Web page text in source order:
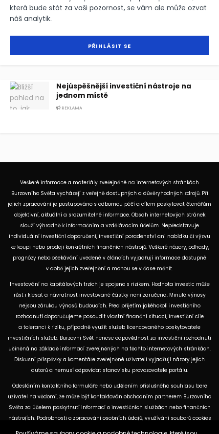
která bude stát za vaši pozornost, se vám ale může ozvat
náš analytik.
Nejúspěšnější investiční nástroje na
jednom místě
REKLAMA
Veškeré informace a materiály zveřejněné na internetových stránkách
Burzovního Světa vycházejí z veřejně dostupných a důvěryhodných zdrojů. Při
jejich zpracování je postupováno s odbornou péčí a cílem poskytovat čtenářům
objektivní, aktuální a srozumitelné informace. Obsah internetových stránek
slouží výhradně k informačním a vzdělávacím účelům. Nepředstavuje
individuální investiční doporučení, investiční poradenství ani nabídku či výzvu
ke koupi nebo prodeji konkrétních finančních nástrojů. Veškeré názory, odhady,
prognózy nebo očekávání uvedené v článcích vyjadřují informace dostupné
v době jejich zveřejnění a mohou se v čase měnit.
Investování na kapitálových trzích je spojeno s rizikem. Hodnota investic může
růst i klesat a návratnost investované částky není zaručena. Minulé výnosy
nejsou zárukou výnosů budoucích. Před přijetím jakéhokoli investičního
rozhodnutí doporučujeme posoudit vlastní finanční situaci, investiční cíle
a toleranci k riziku, případně využít služeb licencovaného poskytovatele
investičních služeb. Burzovní Svět nenese odpovědnost za investiční rozhodnutí
učiněná na základě informací zveřejněných na těchto internetových stránkách.
Diskusní příspěvky a komentáře zveřejněné uživateli vyjadřují názory jejich
autorů a nemusí odpovídat stanovisku provozovatele portálu.
Odesláním kontaktního formuláře nebo udělením příslušného souhlasu bere
uživatel na vědomí, že může být kontaktován obchodním partnerem Burzovního
Světa za účelem poskytnutí informací o investičních službách nebo finančních
nástrojích. Podrobnosti o zpracování osobních údajů, využívání souborů cookies